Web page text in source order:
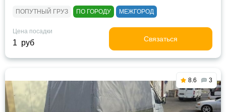
ПОПУТНЫЙ ГРУЗ ПО ГОРОДУ МЕЖГОРОД
Цена посадки
1 руб Связаться
8.6 3